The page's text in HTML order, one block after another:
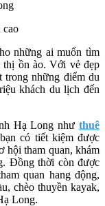
cao
những ai muốn tìm
thị ồn ào. Với vẻ đẹp
trong những điểm du
khách du lịch đến
Hạ Long như thuê
có tiết kiệm được
hội tham quan, khám
Đồng thời còn được
quan hang động,
chèo thuyền kayak,
Long.